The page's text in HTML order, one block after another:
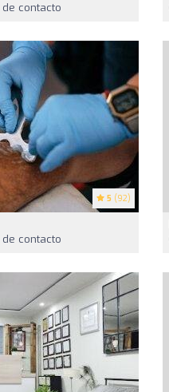
contacto
5 (92)
contacto